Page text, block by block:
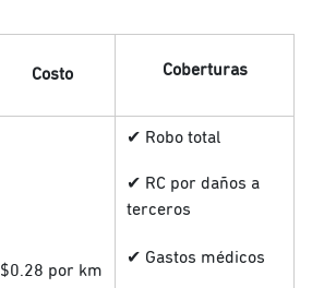
Costo Coberturas
$0.28 por km
✔ Robo total
✔ RC por daños a
terceros
✔ Gastos médicos